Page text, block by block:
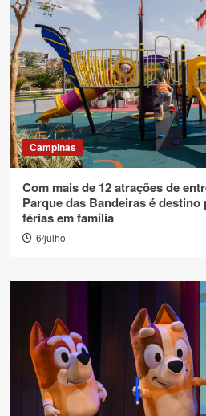
Campinas
Com mais de 12 atrações de
Parque das Bandeiras é destino
férias em família
6/julho